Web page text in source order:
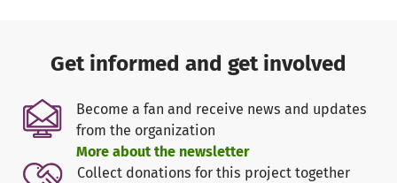
Get informed and get involved
Become a fan and receive news and updates
from the organization
More about the newsletter
Collect donations for this project together